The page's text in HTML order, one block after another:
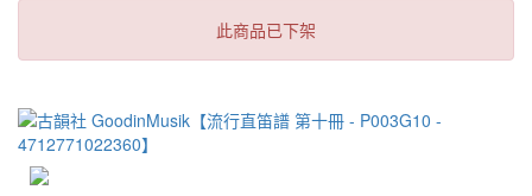
此商品已下架